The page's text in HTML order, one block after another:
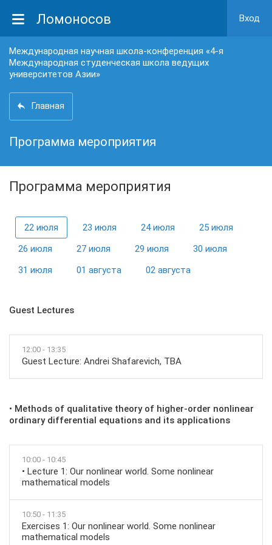
Ломоносов Вход
Международная научная школа-конференция «4-я
Международная студенческая школа ведущих
университетов Азии»
Главная
Программа мероприятия
Программа мероприятия
22 июля 23 июля 24 июля
25 июля
26 июля
27 июля 29 июля
30 июля
31 июля
01 августа 02 августа
Guest Lectures
12:00 - 13:35
Guest Lecture: Andrei Shafarevich, TBA
• Methods of qualitative theory of higher-order nonlinear
ordinary differential equations and its applications
10:00 - 10:45
• Lecture 1: Our nonlinear world. Some nonlinear
mathematical models
10:50 - 11:35
Exercises 1: Our nonlinear world. Some nonlinear
mathematical models